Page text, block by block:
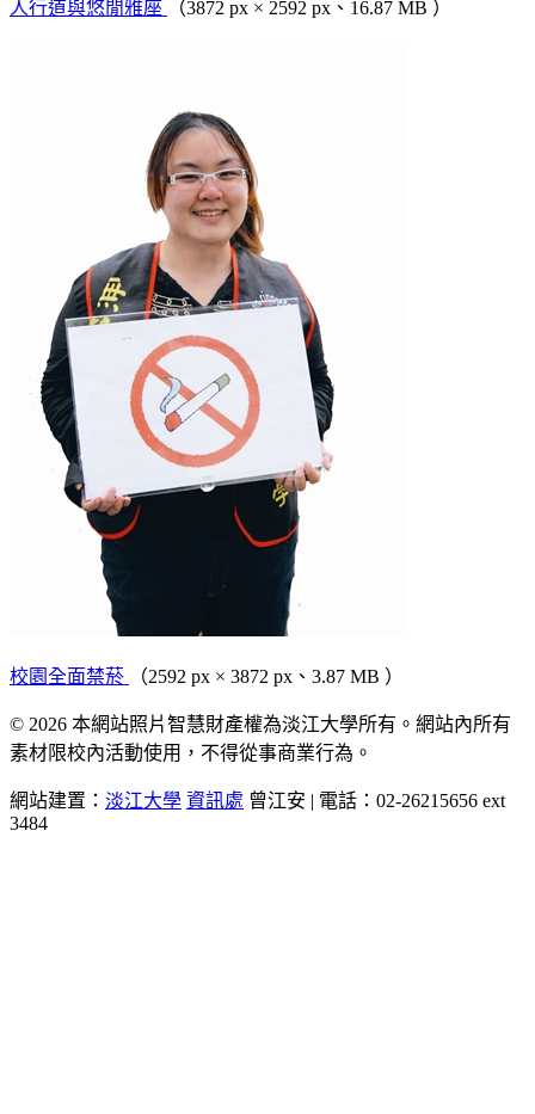
人行道與悠閒雅座 （3872 px × 2592 px、16.87 MB ）
校園全面禁菸 （2592 px × 3872 px、3.87 MB ）
© 2026 本網站照片智慧財產權為淡江大學所有。網站內所有
素材限校內活動使用，不得從事商業行為。
網站建置： 淡江大學 資訊處 曾江安 | 電話：02-26215656 ext
3484